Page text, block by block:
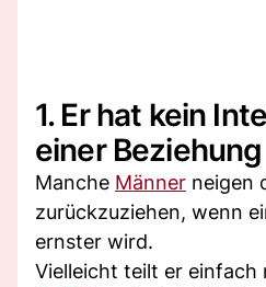
1. Er hat kein
einer Beziehung
Manche Männer neigen
zurückzuziehen, wenn
ernster wird.
Vielleicht teilt er einfach